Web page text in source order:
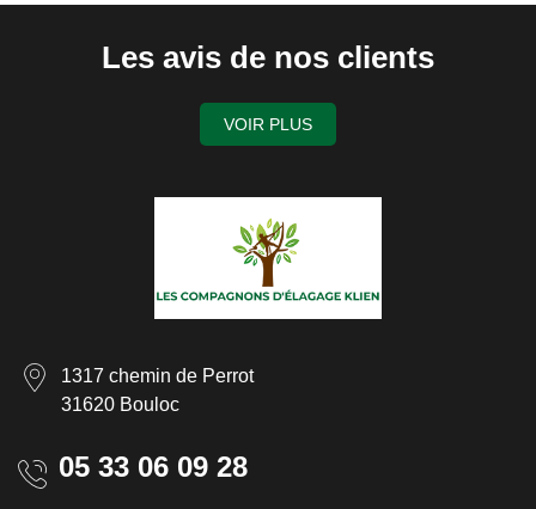
Les avis de nos clients
VOIR PLUS
1317 chemin de Perrot
31620 Bouloc
05 33 06 09 28